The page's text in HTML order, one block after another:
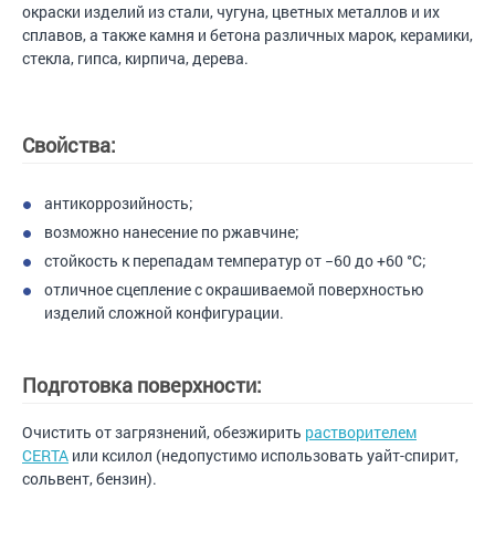
окраски изделий из стали, чугуна, цветных металлов и их
сплавов, а также камня и бетона различных марок, керамики,
стекла, гипса, кирпича, дерева.
Свойства:
антикоррозийность;
возможно нанесение по ржавчине;
стойкость к перепадам температур от −60 до +60 °С;
отличное сцепление с окрашиваемой поверхностью
изделий сложной конфигурации.
Подготовка поверхности:
Очистить от загрязнений, обезжирить растворителем
CERTA или ксилол (недопустимо использовать уайт-спирит,
сольвент, бензин).